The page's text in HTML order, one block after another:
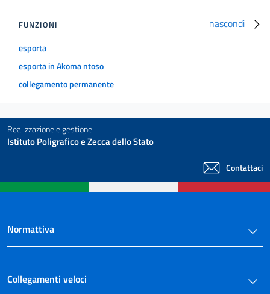
nascondi
FUNZIONI
esporta
esporta in Akoma ntoso
collegamento permanente
Realizzazione e gestione
Istituto Poligrafico e Zecca dello Stato
Contattaci
Normattiva
Collegamenti veloci